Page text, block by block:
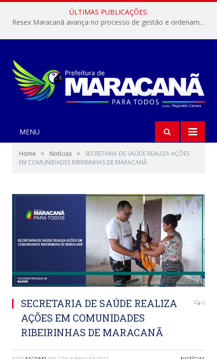
ÚLTIMAS PUBLICAÇÕES:
Resex Maracanã avança no processo de gestão e ordenamento do turismo em nossas áreas protegidas.
MENU
Home » Notícias »
SECRETARIA DE SAÚDE REALIZA AÇÕES
EM COMUNIDADES RIBEIRINHAS DE MARACANÃ
SECRETARIA DE SAÚDE REALIZA
AÇÕES EM COMUNIDADES
RIBEIRINHAS DE MARACANÃ
0